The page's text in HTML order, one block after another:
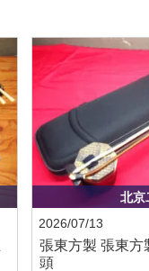
北京
2026/07/13
張東方製 張東方
頭